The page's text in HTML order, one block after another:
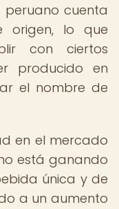
peruano cuenta
origen, lo que
con ciertos
producido en
el nombre de
en el mercado
está ganando
única y de
a un aumento